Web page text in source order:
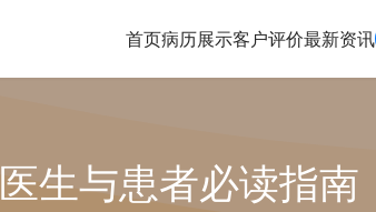
首页病历展示客户评价最新资讯
生与患者必读指南